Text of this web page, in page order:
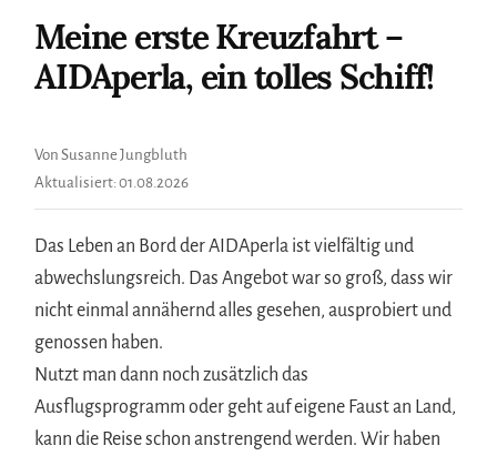
Meine erste Kreuzfahrt –
AIDAperla, ein tolles Schiff!
Von Susanne Jungbluth
Aktualisiert:01.08.2026
Das Leben an Bord der AIDAperla ist vielfältig und
abwechslungsreich. Das Angebot war so groß, dass wir
nicht einmal annähernd alles gesehen, ausprobiert und
genossen haben.
Nutzt man dann noch zusätzlich das
Ausflugsprogramm oder geht auf eigene Faust an Land,
kann die Reise schon anstrengend werden. Wir haben